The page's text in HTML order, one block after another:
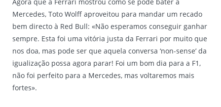
Mercedes, Toto Wolff aproveitou para mandar um recado
bem directo à Red Bull: «Não esperamos conseguir ganhar
sempre. Esta foi uma vitória justa da Ferrari por muito que
nos doa, mas pode ser que aquela conversa ‘non-sense’ da
igualização possa agora parar! Foi um bom dia para a F1,
não foi perfeito para a Mercedes, mas voltaremos mais
fortes».